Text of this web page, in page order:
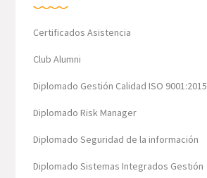
Certificados Asistencia
Club Alumni
Diplomado Gestión Calidad ISO 9001:2015
Diplomado Risk Manager
Diplomado Seguridad de la información
Diplomado Sistemas Integrados Gestión